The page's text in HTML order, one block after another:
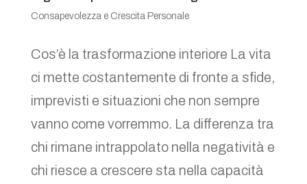
Consapevolezza e Crescita Personale
Cos’è la trasformazione interiore La vita
ci mette costantemente di fronte a sfide,
imprevisti e situazioni che non sempre
vanno come vorremmo. La differenza tra
chi rimane intrappolato nella negatività e
chi riesce a crescere sta nella capacità